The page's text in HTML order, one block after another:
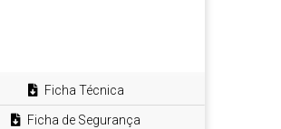
Ficha Técnica
Ficha de Segurança